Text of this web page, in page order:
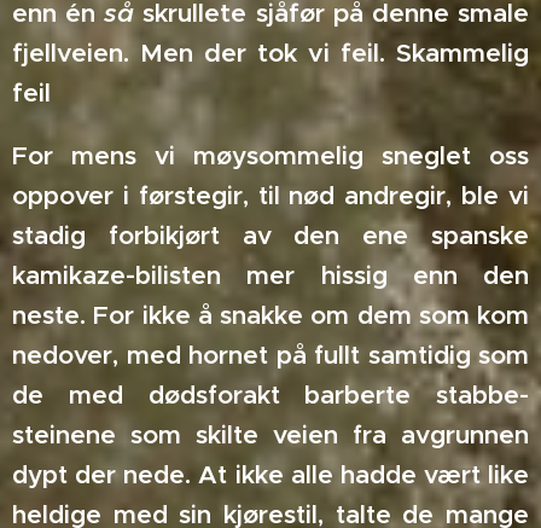
enn énså skrullete sjåfør på denne smale
fjellveien. Men der tok vi feil. Skammelig
feil
For mens vi møysommelig sneglet oss
oppover i førstegir, til nød andregir, ble vi
stadig forbikjørt av den ene spanske
kamikaze-bilisten mer hissig enn den
neste. For ikke å snakke om dem som kom
nedover, med hornet på fullt samtidig som
de med dødsforakt barberte stabbe-
steinene som skilte veien fra avgrunnen
dypt der nede. At ikke alle hadde vært like
heldige med sin kjørestil, talte de mange